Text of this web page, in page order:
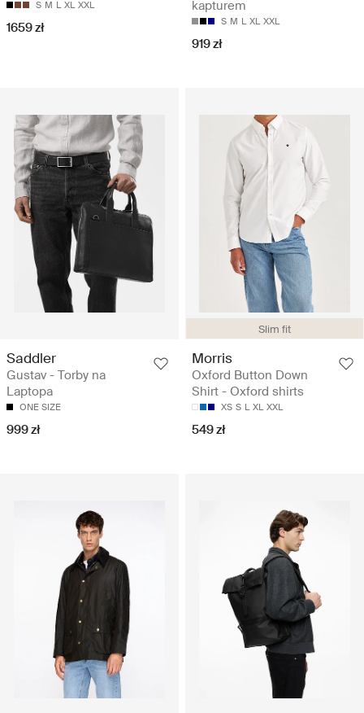
S M L XL XXL
1659 zł
kapturem
S M L XL XXL
919 zł
Saddler
Gustav - Torby na
Laptopa
ONE SIZE
999 zł
Slim fit
Morris
Oxford Button Down
Shirt - Oxford shirts
XS S L XL XXL
549 zł